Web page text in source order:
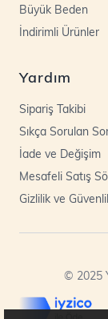
Büyük Beden
İndirimli Ürünler
Yardım
Sipariş Takibi
Sıkça Sorulan
İade ve Değişim
Mesafeli Satış
Gizlilik ve
© 2025